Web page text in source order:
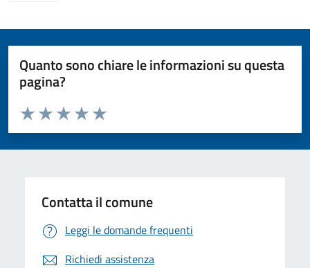
Quanto sono chiare le informazioni su questa
pagina?
Valuta da 1 a 5 stelle la pagina
Valuta 5 stelle su 5
Valuta 4 stelle su 5
Valuta 3 stelle su 5
Valuta 2 stelle su 5
Valuta 1 stelle su 5
Contatta il comune
Leggi le domande frequenti
Richiedi assistenza